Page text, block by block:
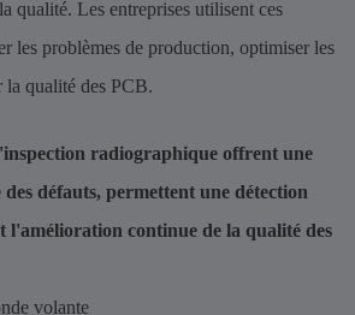
qualité. Les entreprises utilisent ces
les problèmes de production, optimiser les
la qualité des PCB.
radiographique offrent une
défauts, permettent une détection
l'amélioration continue de la qualité des
volante